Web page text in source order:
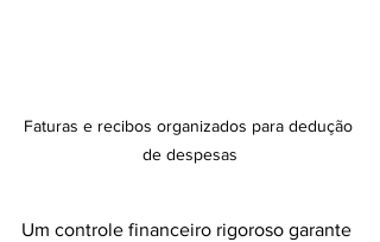
Faturas e recibos organizados para dedução
de despesas
Um controle financeiro rigoroso garante